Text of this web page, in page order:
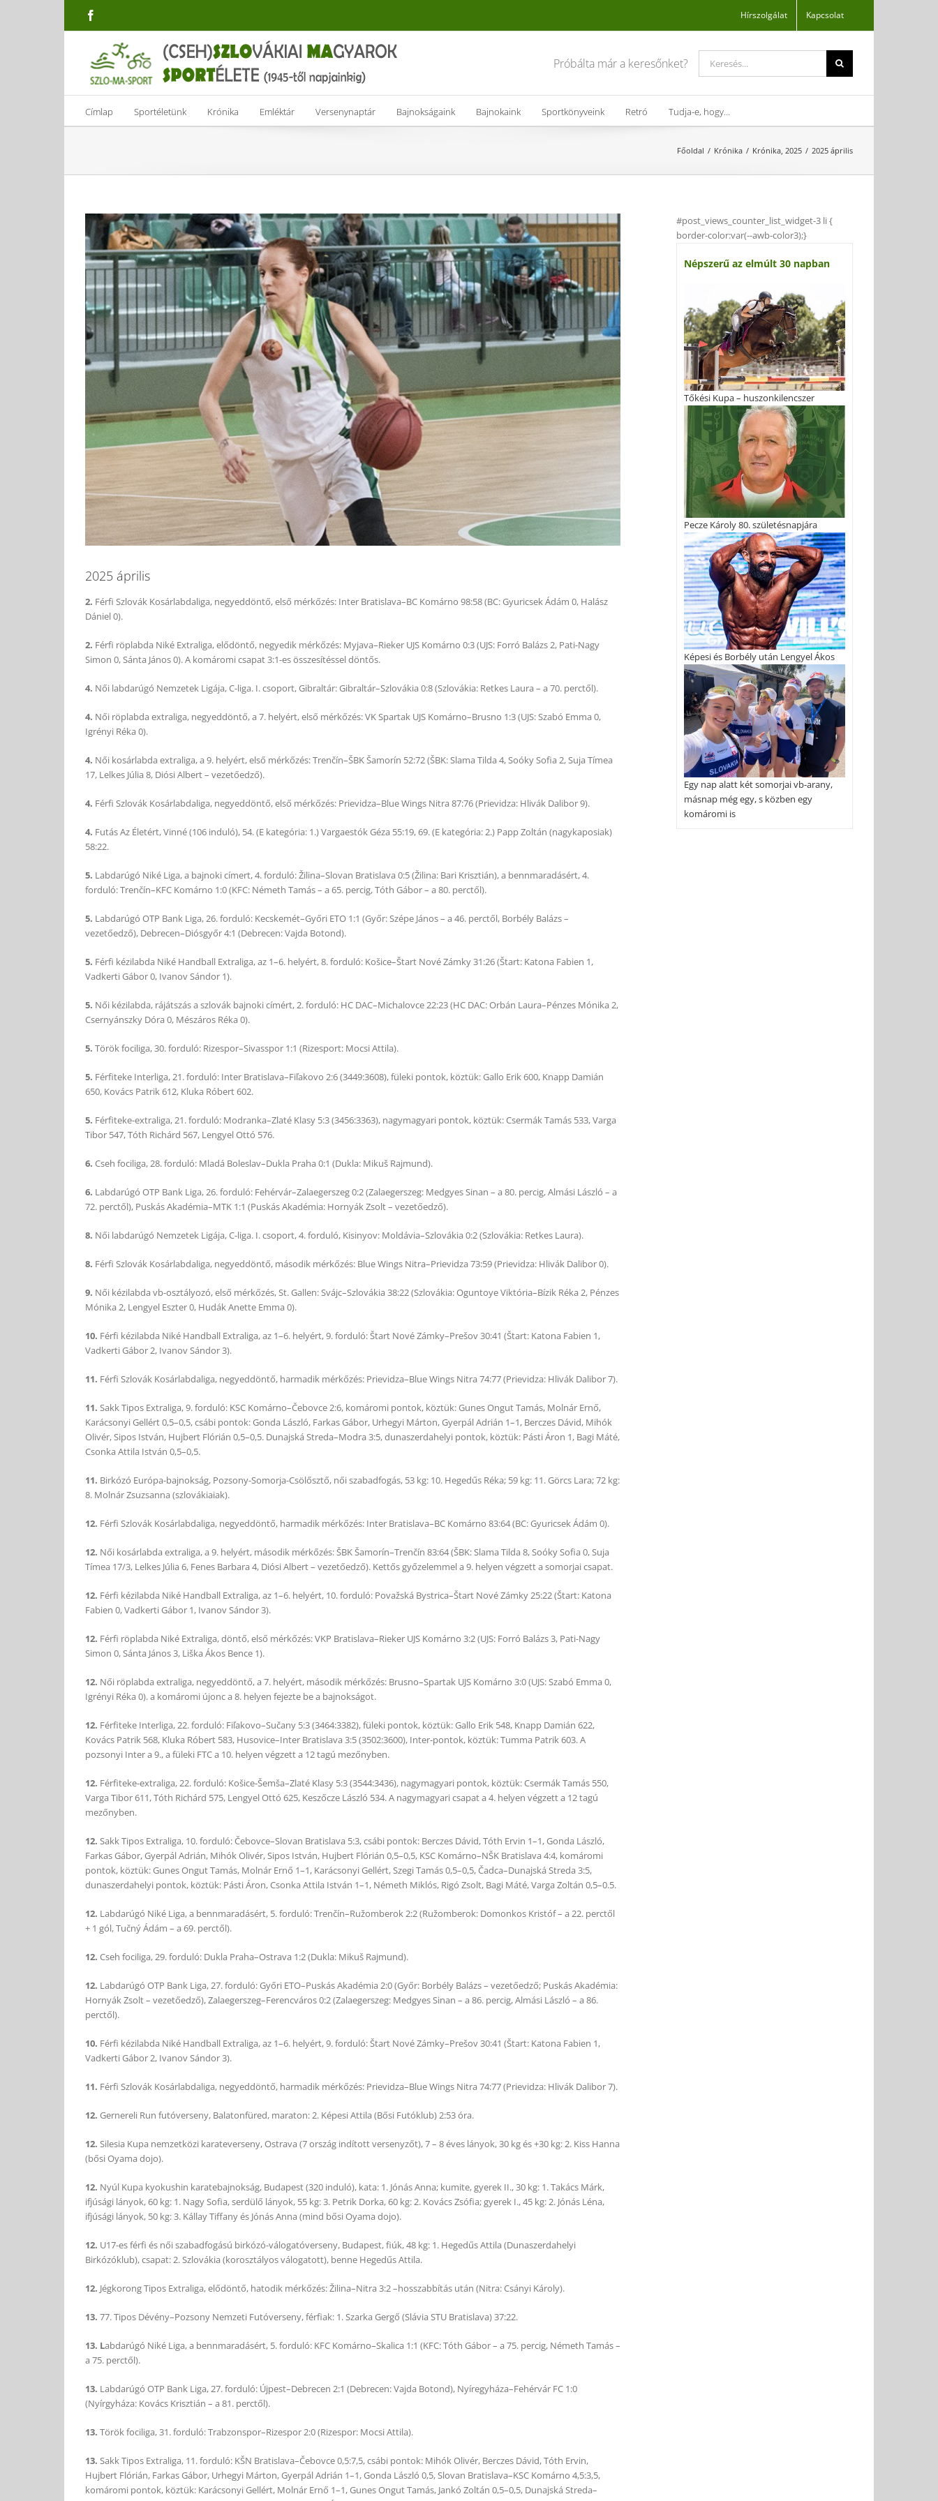
Hírszolgálat Kapcsolat
Próbálta már a keresőnket?
for:
Címlap Sportéletünk Krónika Emléktár Versenynaptár Bajnokságaink Bajnokaink Sportkönyveink Retró Tudja-e, hogy…
Főoldal Krónika Krónika, 2025 2025 április
View
Larger
Image
2025 április
2. Férfi Szlovák Kosárlabdaliga, negyeddöntő, első mérkőzés: Inter Bratislava–BC Komárno 98:58 (BC: Gyuricsek Ádám 0, Halász
Dániel 0).
2. Férfi röplabda Niké Extraliga, elődöntő, negyedik mérkőzés: Myjava–Rieker UJS Komárno 0:3 (UJS: Forró Balázs 2, Pati-Nagy
Simon 0, Sánta János 0). A komáromi csapat 3:1-es összesítéssel döntős.
4. Női labdarúgó Nemzetek Ligája, C-liga. I. csoport, Gibraltár: Gibraltár–Szlovákia 0:8 (Szlovákia: Retkes Laura – a 70. perctől).
4. Női röplabda extraliga, negyeddöntő, a 7. helyért, első mérkőzés: VK Spartak UJS Komárno–Brusno 1:3 (UJS: Szabó Emma 0,
Igrényi Réka 0).
4. Női kosárlabda extraliga, a 9. helyért, első mérkőzés: Trenčín–ŠBK Šamorín 52:72 (ŠBK: Slama Tilda 4, Soóky Sofia 2, Suja Tímea
17, Lelkes Júlia 8, Diósi Albert – vezetőedző).
4. Férfi Szlovák Kosárlabdaliga, negyeddöntő, első mérkőzés: Prievidza–Blue Wings Nitra 87:76 (Prievidza: Hlivák Dalibor 9).
4. Futás Az Életért, Vinné (106 induló), 54. (E kategória: 1.) Vargaestók Géza 55:19, 69. (E kategória: 2.) Papp Zoltán (nagykaposiak)
58:22.
5. Labdarúgó Niké Liga, a bajnoki címert, 4. forduló: Žilina–Slovan Bratislava 0:5 (Žilina: Bari Krisztián), a bennmaradásért, 4.
forduló: Trenčín–KFC Komárno 1:0 (KFC: Németh Tamás – a 65. percig, Tóth Gábor – a 80. perctől).
5. Labdarúgó OTP Bank Liga, 26. forduló: Kecskemét–Győri ETO 1:1 (Győr: Szépe János – a 46. perctől, Borbély Balázs –
vezetőedző), Debrecen–Diósgyőr 4:1 (Debrecen: Vajda Botond).
5. Férfi kézilabda Niké Handball Extraliga, az 1–6. helyért, 8. forduló: Košice–Štart Nové Zámky 31:26 (Štart: Katona Fabien 1,
Vadkerti Gábor 0, Ivanov Sándor 1).
5. Női kézilabda, rájátszás a szlovák bajnoki címért, 2. forduló: HC DAC–Michalovce 22:23 (HC DAC: Orbán Laura–Pénzes Mónika 2,
Csernyánszky Dóra 0, Mészáros Réka 0).
5. Török fociliga, 30. forduló: Rizespor–Sivasspor 1:1 (Rizesport: Mocsi Attila).
5. Férfiteke Interliga, 21. forduló: Inter Bratislava–Fiľakovo 2:6 (3449:3608), füleki pontok, köztük: Gallo Erik 600, Knapp Damián
650, Kovács Patrik 612, Kluka Róbert 602.
5. Férfiteke-extraliga, 21. forduló: Modranka–Zlaté Klasy 5:3 (3456:3363), nagymagyari pontok, köztük: Csermák Tamás 533, Varga
Tibor 547, Tóth Richárd 567, Lengyel Ottó 576.
6. Cseh fociliga, 28. forduló: Mladá Boleslav–Dukla Praha 0:1 (Dukla: Mikuš Rajmund).
6. Labdarúgó OTP Bank Liga, 26. forduló: Fehérvár–Zalaegerszeg 0:2 (Zalaegerszeg: Medgyes Sinan – a 80. percig, Almási László – a
72. perctől), Puskás Akadémia–MTK 1:1 (Puskás Akadémia: Hornyák Zsolt – vezetőedző).
8. Női labdarúgó Nemzetek Ligája, C-liga. I. csoport, 4. forduló, Kisinyov: Moldávia–Szlovákia 0:2 (Szlovákia: Retkes Laura).
8. Férfi Szlovák Kosárlabdaliga, negyeddöntő, második mérkőzés: Blue Wings Nitra–Prievidza 73:59 (Prievidza: Hlivák Dalibor 0).
9. Női kézilabda vb-osztályozó, első mérkőzés, St. Gallen: Svájc–Szlovákia 38:22 (Szlovákia: Oguntoye Viktória–Bízik Réka 2, Pénzes
Mónika 2, Lengyel Eszter 0, Hudák Anette Emma 0).
10. Férfi kézilabda Niké Handball Extraliga, az 1–6. helyért, 9. forduló: Štart Nové Zámky–Prešov 30:41 (Štart: Katona Fabien 1,
Vadkerti Gábor 2, Ivanov Sándor 3).
11. Férfi Szlovák Kosárlabdaliga, negyeddöntő, harmadik mérkőzés: Prievidza–Blue Wings Nitra 74:77 (Prievidza: Hlivák Dalibor 7).
11. Sakk Tipos Extraliga, 9. forduló: KSC Komárno–Čebovce 2:6, komáromi pontok, köztük: Gunes Ongut Tamás, Molnár Ernő,
Karácsonyi Gellért 0,5–0,5, csábi pontok: Gonda László, Farkas Gábor, Urhegyi Márton, Gyerpál Adrián 1–1, Berczes Dávid, Mihók
Olivér, Sipos István, Hujbert Flórián 0,5–0,5. Dunajská Streda–Modra 3:5, dunaszerdahelyi pontok, köztük: Pásti Áron 1, Bagi Máté,
Csonka Attila István 0,5–0,5.
11. Birkózó Európa-bajnokság, Pozsony-Somorja-Csölősztő, női szabadfogás, 53 kg: 10. Hegedűs Réka; 59 kg: 11. Görcs Lara; 72 kg:
8. Molnár Zsuzsanna (szlovákiaiak).
12. Férfi Szlovák Kosárlabdaliga, negyeddöntő, harmadik mérkőzés: Inter Bratislava–BC Komárno 83:64 (BC: Gyuricsek Ádám 0).
12. Női kosárlabda extraliga, a 9. helyért, második mérkőzés: ŠBK Šamorín–Trenčín 83:64 (ŠBK: Slama Tilda 8, Soóky Sofia 0, Suja
Tímea 17/3, Lelkes Júlia 6, Fenes Barbara 4, Diósi Albert – vezetőedző). Kettős győzelemmel a 9. helyen végzett a somorjai csapat.
12. Férfi kézilabda Niké Handball Extraliga, az 1–6. helyért, 10. forduló: Považská Bystrica–Štart Nové Zámky 25:22 (Štart: Katona
Fabien 0, Vadkerti Gábor 1, Ivanov Sándor 3).
12. Férfi röplabda Niké Extraliga, döntő, első mérkőzés: VKP Bratislava–Rieker UJS Komárno 3:2 (UJS: Forró Balázs 3, Pati-Nagy
Simon 0, Sánta János 3, Liška Ákos Bence 1).
12. Női röplabda extraliga, negyeddöntő, a 7. helyért, második mérkőzés: Brusno–Spartak UJS Komárno 3:0 (UJS: Szabó Emma 0,
Igrényi Réka 0). a komáromi újonc a 8. helyen fejezte be a bajnokságot.
12. Férfiteke Interliga, 22. forduló: Fiľakovo–Sučany 5:3 (3464:3382), füleki pontok, köztük: Gallo Erik 548, Knapp Damián 622,
Kovács Patrik 568, Kluka Róbert 583, Husovice–Inter Bratislava 3:5 (3502:3600), Inter-pontok, köztük: Tumma Patrik 603. A
pozsonyi Inter a 9., a füleki FTC a 10. helyen végzett a 12 tagú mezőnyben.
12. Férfiteke-extraliga, 22. forduló: Košice-Šemša–Zlaté Klasy 5:3 (3544:3436), nagymagyari pontok, köztük: Csermák Tamás 550,
Varga Tibor 611, Tóth Richárd 575, Lengyel Ottó 625, Keszőcze László 534. A nagymagyari csapat a 4. helyen végzett a 12 tagú
mezőnyben.
12. Sakk Tipos Extraliga, 10. forduló: Čebovce–Slovan Bratislava 5:3, csábi pontok: Berczes Dávid, Tóth Ervin 1–1, Gonda László,
Farkas Gábor, Gyerpál Adrián, Mihók Olivér, Sipos István, Hujbert Flórián 0,5–0,5, KSC Komárno–NŠK Bratislava 4:4, komáromi
pontok, köztük: Gunes Ongut Tamás, Molnár Ernő 1–1, Karácsonyi Gellért, Szegi Tamás 0,5–0,5, Čadca–Dunajská Streda 3:5,
dunaszerdahelyi pontok, köztük: Pásti Áron, Csonka Attila István 1–1, Németh Miklós, Rigó Zsolt, Bagi Máté, Varga Zoltán 0,5–0.5.
12. Labdarúgó Niké Liga, a bennmaradásért, 5. forduló: Trenčín–Ružomberok 2:2 (Ružomberok: Domonkos Kristóf – a 22. perctől
+ 1 gól, Tučný Ádám – a 69. perctől).
12. Cseh fociliga, 29. forduló: Dukla Praha–Ostrava 1:2 (Dukla: Mikuš Rajmund).
12. Labdarúgó OTP Bank Liga, 27. forduló: Győri ETO–Puskás Akadémia 2:0 (Győr: Borbély Balázs – vezetőedző; Puskás Akadémia:
Hornyák Zsolt – vezetőedző), Zalaegerszeg–Ferencváros 0:2 (Zalaegerszeg: Medgyes Sinan – a 86. percig, Almási László – a 86.
perctől).
10. Férfi kézilabda Niké Handball Extraliga, az 1–6. helyért, 9. forduló: Štart Nové Zámky–Prešov 30:41 (Štart: Katona Fabien 1,
Vadkerti Gábor 2, Ivanov Sándor 3).
11. Férfi Szlovák Kosárlabdaliga, negyeddöntő, harmadik mérkőzés: Prievidza–Blue Wings Nitra 74:77 (Prievidza: Hlivák Dalibor 7).
12. Gernereli Run futóverseny, Balatonfüred, maraton: 2. Képesi Attila (Bősi Futóklub) 2:53 óra.
12. Silesia Kupa nemzetközi karateverseny, Ostrava (7 ország indított versenyzőt), 7 – 8 éves lányok, 30 kg és +30 kg: 2. Kiss Hanna
(bősi Oyama dojo).
12. Nyúl Kupa kyokushin karatebajnokság, Budapest (320 induló), kata: 1. Jónás Anna; kumite, gyerek II., 30 kg: 1. Takács Márk,
ifjúsági lányok, 60 kg: 1. Nagy Sofia, serdülő lányok, 55 kg: 3. Petrik Dorka, 60 kg: 2. Kovács Zsófia; gyerek I., 45 kg: 2. Jónás Léna,
ifjúsági lányok, 50 kg: 3. Kállay Tiffany és Jónás Anna (mind bősi Oyama dojo).
12. U17-es férfi és női szabadfogású birkózó-válogatóverseny, Budapest, fiúk, 48 kg: 1. Hegedűs Attila (Dunaszerdahelyi
Birkózóklub), csapat: 2. Szlovákia (korosztályos válogatott), benne Hegedűs Attila.
12. Jégkorong Tipos Extraliga, elődöntő, hatodik mérkőzés: Žilina–Nitra 3:2 –hosszabbítás után (Nitra: Csányi Károly).
13. 77. Tipos Dévény–Pozsony Nemzeti Futóverseny, férfiak: 1. Szarka Gergő (Slávia STU Bratislava) 37:22.
13. Labdarúgó Niké Liga, a bennmaradásért, 5. forduló: KFC Komárno–Skalica 1:1 (KFC: Tóth Gábor – a 75. percig, Németh Tamás –
a 75. perctől).
13. Labdarúgó OTP Bank Liga, 27. forduló: Újpest–Debrecen 2:1 (Debrecen: Vajda Botond), Nyíregyháza–Fehérvár FC 1:0
(Nyírgyháza: Kovács Krisztián – a 81. perctől).
13. Török fociliga, 31. forduló: Trabzonspor–Rizespor 2:0 (Rizespor: Mocsi Attila).
13. Sakk Tipos Extraliga, 11. forduló: KŠN Bratislava–Čebovce 0,5:7,5, csábi pontok: Mihók Olivér, Berczes Dávid, Tóth Ervin,
Hujbert Flórián, Farkas Gábor, Urhegyi Márton, Gyerpál Adrián 1–1, Gonda László 0,5, Slovan Bratislava–KSC Komárno 4,5:3,5,
komáromi pontok, köztük: Karácsonyi Gellért, Molnár Ernő 1–1, Gunes Ongut Tamás, Jankó Zoltán 0,5–0,5, Dunajská Streda–
#post_views_counter_list_widget-3 li {
border-color:var(--awb-color3);}
Népszerű az elmúlt 30 napban
Tőkési Kupa – huszonkilencszer
Pecze Károly 80. születésnapjára
Képesi és Borbély után Lengyel Ákos
Egy nap alatt két somorjai vb-arany,
másnap még egy, s közben egy
komáromi is